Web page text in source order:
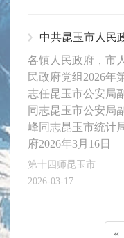
各镇人民政府，市
民政府党组2026年
志任昆玉市公安局
同志昆玉市公安局
峰同志昆玉市统计
府2026年3月16日
第十四师昆玉市
2026-03-17
«